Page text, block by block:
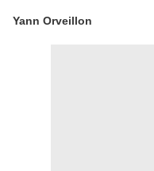
Yann Orveillon